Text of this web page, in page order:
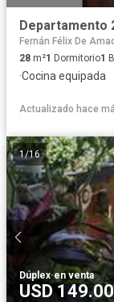
Departamento
Fernán Félix De
28 m²1 Dormitorio1
·Cocina equipada
Actualizado hace
1/16
Dúplex·en venta
USD